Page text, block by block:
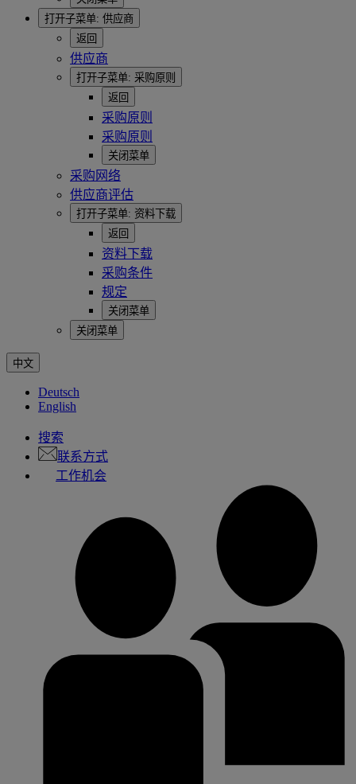
打开子菜单: 供应商
返回
供应商
打开子菜单: 采购原则
返回
采购原则
采购原则
关闭菜单
采购网络
供应商评估
打开子菜单: 资料下载
返回
资料下载
采购条件
规定
关闭菜单
关闭菜单
中文
Deutsch
English
搜索
联系方式
工作机会